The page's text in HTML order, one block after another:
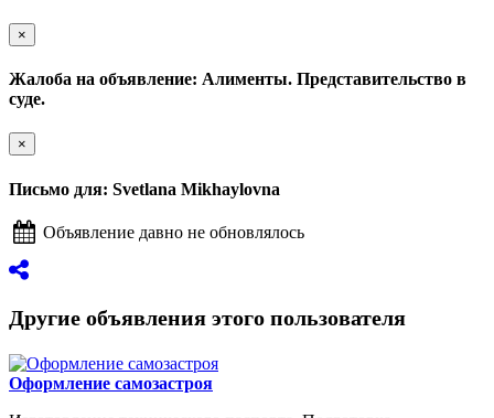
×
Жалоба на объявление: Алименты. Представительство в
суде.
×
Письмо для: Svetlana Mikhaylovna
Объявление давно не обновлялось
Другие объявления этого пользователя
Оформление самозастроя